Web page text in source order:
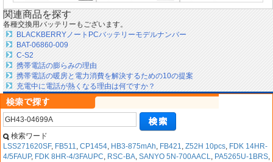
関連商品を探す
各種交換用バッテリーもございます。
BLACKBERRYノートPCバッテリーモデルナンバー
BAT-06860-009
C-S2
携帯電話の膨らみの理由
携帯電話の暖房と電力消費を解決するための10の提案
充電中に電話が熱くなる理由は何ですか？
検索ワード
LSS271620SF, FB511, CP1454, HB3-875mAh, FB421, Z52H 10pcs, FDK 14HR-
4/5FAUP, FDK 8HR-4/3FAUPC, RSC-BA, SANYO 5N-700AACL, PA5265U-1BRS,